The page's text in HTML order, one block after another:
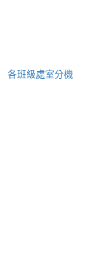
各班級處室分機